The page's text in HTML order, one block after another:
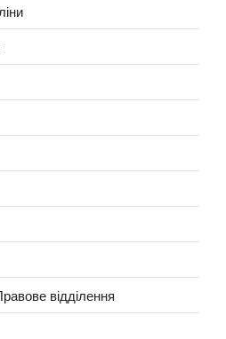
відділення